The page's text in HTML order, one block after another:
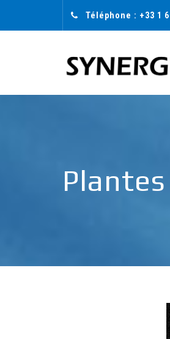
Téléphone : +33 1